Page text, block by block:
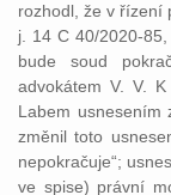
rozhodl, že v řízení
j. 14 C 40/2020-
bude soud
advokátem V. V.
Labem usnesením
změnil toto
nepokračuje“;
ve spise) právní